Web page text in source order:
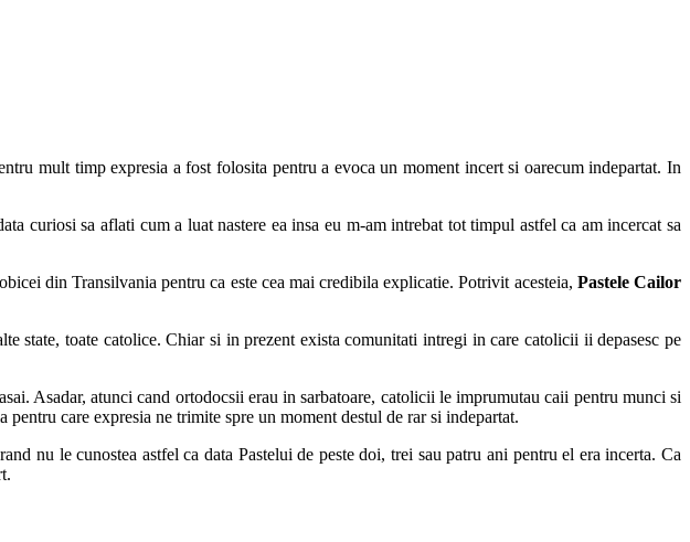
mult timp expresia a fost folosita pentru a evoca un moment incert si oarecum indepartat. In
curiosi sa aflati cum a luat nastere ea insa eu m-am intrebat tot timpul astfel ca am incercat sa
din Transilvania pentru ca este cea mai credibila explicatie. Potrivit acesteia, Pastele Cailor
state, toate catolice. Chiar si in prezent exista comunitati intregi in care catolicii ii depasesc pe
Asadar, atunci cand ortodocsii erau in sarbatoare, catolicii le imprumutau caii pentru munci si
care expresia ne trimite spre un moment destul de rar si indepartat.
nu le cunostea astfel ca data Pastelui de peste doi, trei sau patru ani pentru el era incerta. Ca